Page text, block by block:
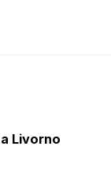
Livorno